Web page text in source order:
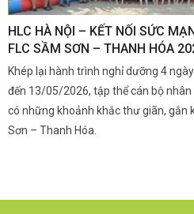
HLC HÀ NỘI – KẾT NỐI SỨC
FLC SẦM SƠN – THANH HÓA
Khép lại hành trình nghỉ dưỡng 4
đến 13/05/2026, tập thể cán bộ nhân
có những khoảnh khắc thư giãn, gắn
Sơn – Thanh Hóa.